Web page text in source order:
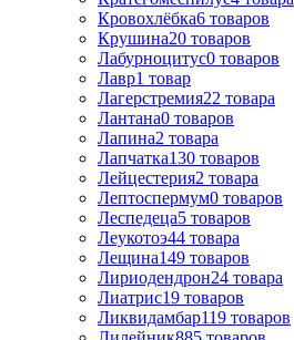
Кровохлёбка6 товаров
Крушина20 товаров
Лабурноцитус0 товаров
Лавр1 товар
Лагерстремия22 товара
Лантана0 товаров
Лапина2 товара
Лапчатка130 товаров
Лейцестерия2 товара
Лептоспермум0 товаров
Леспедеца5 товаров
Леукотоэ44 товара
Лещина149 товаров
Лиpиодендpон24 товара
Лиатрис19 товаров
Ликвидамбар119 товаров